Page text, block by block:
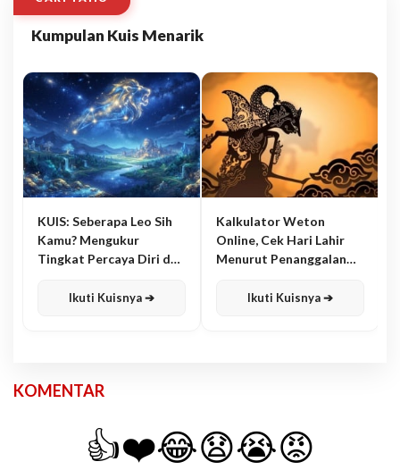
Kumpulan Kuis Menarik
KUIS: Seberapa Leo Sih
Kamu? Mengukur
Tingkat Percaya Diri dan
Ikuti Kuisnya ➔
Kalkulator Weton
Online, Cek Hari Lahir
Menurut Penanggalan
Ikuti Kuisnya ➔
KOMENTAR
👍❤️😂😧😭😡